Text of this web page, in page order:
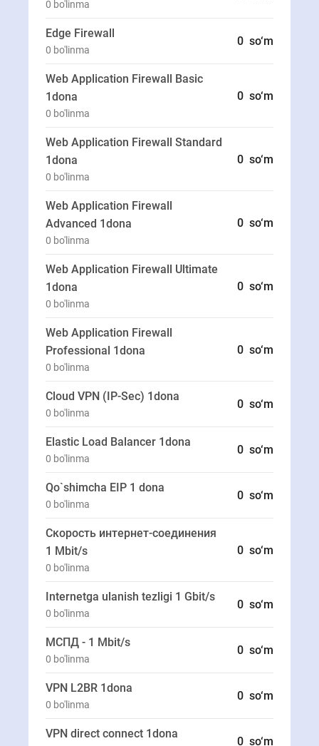
0 bo'linma
Edge Firewall
0 bo'linma
0 so‘m
Web Application Firewall Basic
1dona
0 bo'linma
0 so‘m
Web Application Firewall Standard
1dona
0 bo'linma
0 so‘m
Web Application Firewall
Advanced 1dona
0 bo'linma
0 so‘m
Web Application Firewall Ultimate
1dona
0 bo'linma
0 so‘m
Web Application Firewall
Professional 1dona
0 bo'linma
0 so‘m
Cloud VPN (IP-Sec) 1dona
0 bo'linma
0 so‘m
Elastic Load Balancer 1dona
0 bo'linma
0 so‘m
Qo`shimcha EIP 1 dona
0 bo'linma
0 so‘m
Скорость интернет-соединения
1 Mbit/s
0 bo'linma
0 so‘m
Internetga ulanish tezligi 1 Gbit/s
0 bo'linma
0 so‘m
МСПД - 1 Mbit/s
0 bo'linma
0 so‘m
VPN L2BR 1dona
0 bo'linma
0 so‘m
VPN direct connect 1dona
0 so‘m